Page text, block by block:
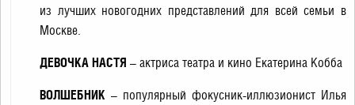
из лучших новогодних представлений для всей семьи в
Москве.
ДЕВОЧКА НАСТЯ – актриса театра и кино Екатерина Кобба
ВОЛШЕБНИК – популярный фокусник-иллюзионист Илья